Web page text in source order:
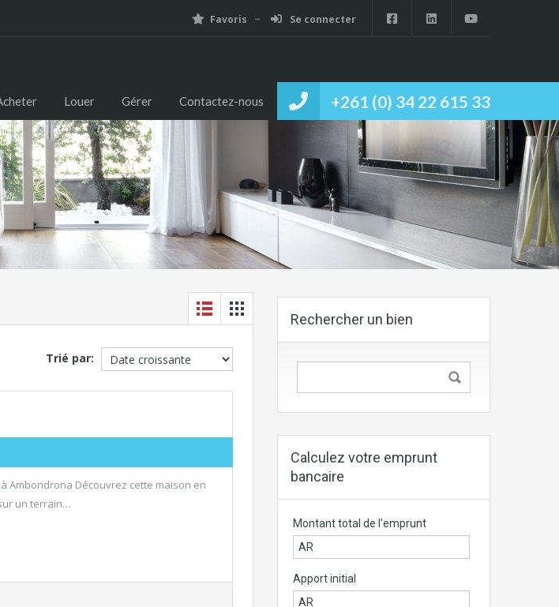
Favoris Se connecter
+261 (0) 34 22 615 33
Louer Gérer Contactez-nous
Trié par:
Ambondrona Découvrez cette maison en
un terrain…
Rechercher un bien
Calculez votre emprunt
bancaire
Montant total de l'emprunt
Apport initial